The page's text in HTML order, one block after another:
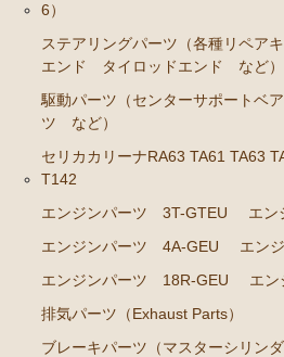
2JZ-GE JZS147
セリカ カリーナ（TA40 TA42
RA45 RA46）
ステアリングパーツ（各種リ
駆動パーツ（センターサポー
セリカカリーナRA63 TA61 TA63
1 AT141 TT142
6）
ステアリングパーツ（各種リペ
エンド タイロッドエンド など）
駆動パーツ（センターサポートベ
ツ など）
セリカカリーナRA63 TA61 TA63
T142
エンジンパーツ 3T-GTEU
エ
エンジンパーツ 4A-GEU
エン
エンジンパーツ 18R-GEU
エ
排気パーツ（Exhaust Parts）
ブレーキパーツ（マスターシリ